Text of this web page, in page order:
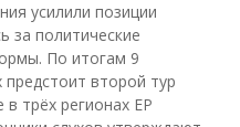
усилили позиции
за политические
По итогам 9
предстоит второй тур
трёх регионах ЕР